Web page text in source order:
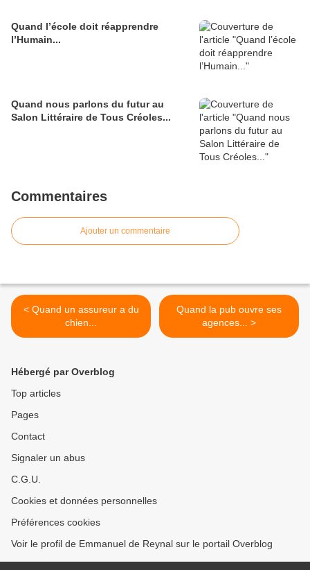
Quand l’école doit réapprendre
l’Humain...
Quand nous parlons du futur au
Salon Littéraire de Tous Créoles...
Commentaires
Ajouter un commentaire
< Quand un assureur a du
chien...
Quand la pub ouvre ses
agences... >
Hébergé par Overblog
Top articles
Pages
Contact
Signaler un abus
C.G.U.
Cookies et données personnelles
Préférences cookies
Voir le profil de Emmanuel de Reynal sur le portail Overblog